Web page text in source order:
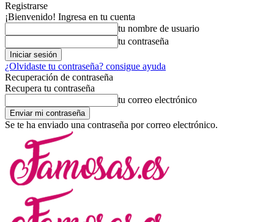
Registrarse
¡Bienvenido! Ingresa en tu cuenta
tu nombre de usuario
tu contraseña
¿Olvidaste tu contraseña? consigue ayuda
Recuperación de contraseña
Recupera tu contraseña
tu correo electrónico
Se te ha enviado una contraseña por correo electrónico.